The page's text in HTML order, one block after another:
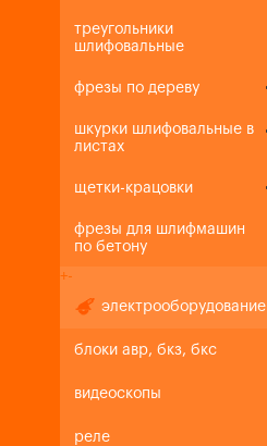
треугольники
шлифовальные
фрезы по дереву
шкурки шлифовальные в
листах
щетки-крацовки
фрезы для шлифмашин
по бетону
+-
электрооборудование
блоки авр, бкз, бкс
видеоскопы
реле